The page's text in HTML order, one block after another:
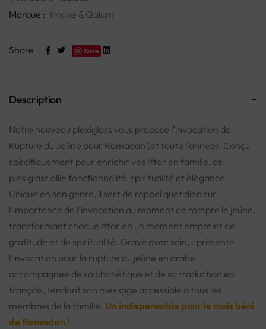
Marque : Imane & Qalam
Share Save
Description
Notre nouveau plexiglass vous propose l’invocation de
Rupture du Jeûne pour Ramadan (et toute l’année). Conçu
spécifiquement pour enrichir vos Iftar en famille, ce
plexiglass allie fonctionnalité, spiritualité et élégance.
Unique en son genre, il sert de rappel quotidien sur
l’importance de l’invocation au moment de rompre le jeûne,
transformant chaque Iftar en un moment empreint de
gratitude et de spiritualité. Gravé avec soin, il présente
l’invocation pour la rupture du jeûne en arabe,
accompagnée de sa phonétique et de sa traduction en
français, rendant son message accessible à tous les
membres de la famille. Un indispensable pour le mois béni
de Ramadan !